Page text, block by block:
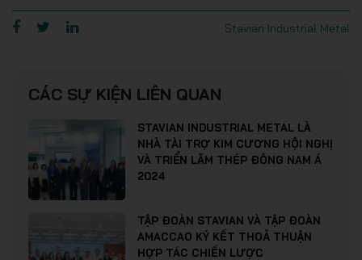
Stavian Industrial Metal
CÁC SỰ KIỆN LIÊN QUAN
STAVIAN INDUSTRIAL METAL LÀ
NHÀ TÀI TRỢ KIM CƯƠNG HỘI NGHỊ
VÀ TRIỂN LÃM THÉP ĐÔNG NAM Á
2024
TẬP ĐOÀN STAVIAN VÀ TẬP ĐOÀN
AMACCAO KÝ KẾT THOẢ THUẬN
HỢP TÁC CHIẾN LƯỢC